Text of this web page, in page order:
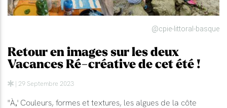
@cpie-littoral-basque
Retour en images sur les deux
Vacances Ré-créative de cet été !
| 29 Septembre 2023
"À‚' Couleurs, formes et textures, les algues de la côte